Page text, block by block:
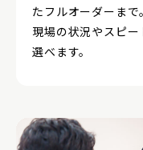
たフルオーダーまで。
現場の状況やスピ
選べます。